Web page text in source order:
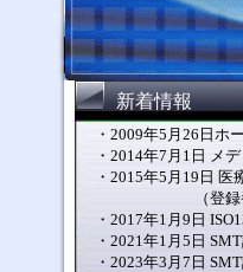
新着情報
・2009年5月26日ホ
・2014年7月1日 メ
・2015年5月19日
（登録番号
・2017年1月9日
・2021年1月5日
・2023年3月7日